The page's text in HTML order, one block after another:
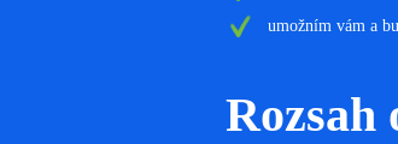
umožním vám a
Rozsah